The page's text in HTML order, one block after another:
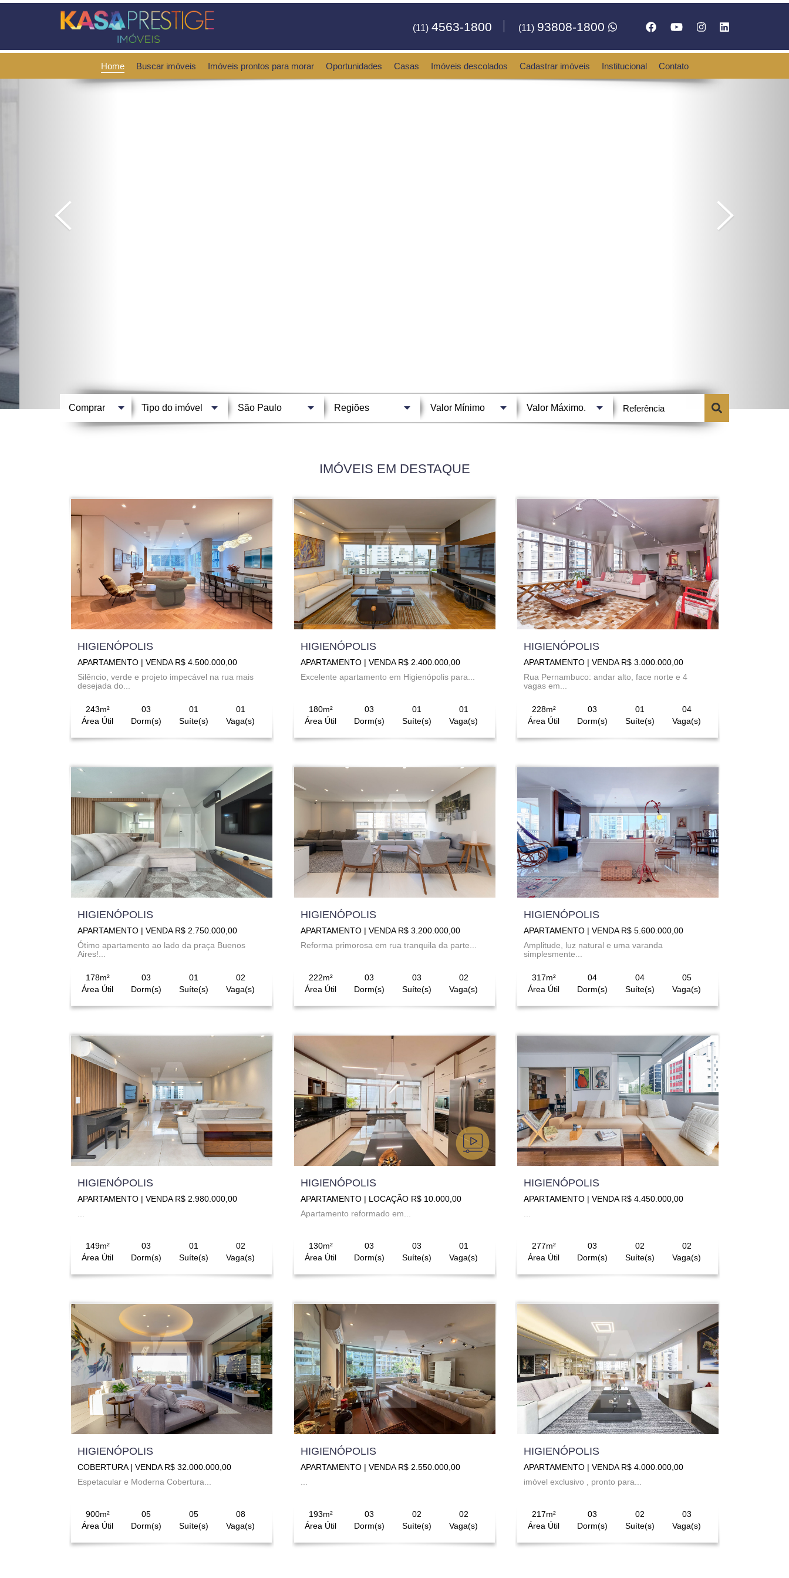
(11) 4563-1800 (11) 93808-1800
Home Buscar imóveis Imóveis prontos para morar Oportunidades Casas Imóveis descolados Cadastrar imóveis Institucional Contato
IMÓVEIS EM DESTAQUE
HIGIENÓPOLIS
APARTAMENTO | VENDA R$ 4.500.000,00
Silêncio, verde e projeto impecável na rua mais
desejada do...
243m²
Área Útil
03
Dorm(s)
01
Suíte(s)
01
Vaga(s)
HIGIENÓPOLIS
APARTAMENTO | VENDA R$ 2.400.000,00
Excelente apartamento em Higienópolis para...
180m²
Área Útil
03
Dorm(s)
01
Suíte(s)
01
Vaga(s)
HIGIENÓPOLIS
APARTAMENTO | VENDA R$ 3.000.000,00
Rua Pernambuco: andar alto, face norte e 4
vagas em...
228m²
Área Útil
03
Dorm(s)
01
Suíte(s)
04
Vaga(s)
HIGIENÓPOLIS
APARTAMENTO | VENDA R$ 2.750.000,00
Ótimo apartamento ao lado da praça Buenos
Aires!...
178m²
Área Útil
03
Dorm(s)
01
Suíte(s)
02
Vaga(s)
HIGIENÓPOLIS
APARTAMENTO | VENDA R$ 3.200.000,00
Reforma primorosa em rua tranquila da parte...
222m²
Área Útil
03
Dorm(s)
03
Suíte(s)
02
Vaga(s)
HIGIENÓPOLIS
APARTAMENTO | VENDA R$ 5.600.000,00
Amplitude, luz natural e uma varanda
simplesmente...
317m²
Área Útil
04
Dorm(s)
04
Suíte(s)
05
Vaga(s)
HIGIENÓPOLIS
APARTAMENTO | VENDA R$ 2.980.000,00
149m²
Área Útil
03
Dorm(s)
01
Suíte(s)
02
Vaga(s)
HIGIENÓPOLIS
APARTAMENTO | LOCAÇÃO R$ 10.000,00
Apartamento reformado em...
130m²
Área Útil
03
Dorm(s)
03
Suíte(s)
01
Vaga(s)
HIGIENÓPOLIS
APARTAMENTO | VENDA R$ 4.450.000,00
277m²
Área Útil
03
Dorm(s)
02
Suíte(s)
02
Vaga(s)
HIGIENÓPOLIS
COBERTURA | VENDA R$ 32.000.000,00
Espetacular e Moderna Cobertura...
900m²
Área Útil
05
Dorm(s)
05
Suíte(s)
08
Vaga(s)
HIGIENÓPOLIS
APARTAMENTO | VENDA R$ 2.550.000,00
193m²
Área Útil
03
Dorm(s)
02
Suíte(s)
02
Vaga(s)
HIGIENÓPOLIS
APARTAMENTO | VENDA R$ 4.000.000,00
imóvel exclusivo , pronto para...
217m²
Área Útil
03
Dorm(s)
02
Suíte(s)
03
Vaga(s)